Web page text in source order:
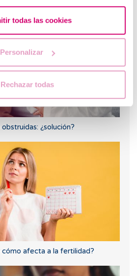
todas las cookies
Personalizar
Rechazar todas
¿solución?
cómo afecta a la fertilidad?